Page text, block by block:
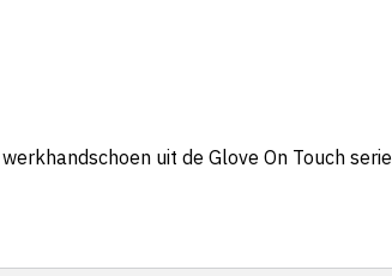
uit de Glove On Touch